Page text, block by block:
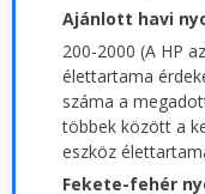
Ajánlott havi
200-2000 (A HP
élettartama
száma a
többek között a
eszköz
Fekete-fehér